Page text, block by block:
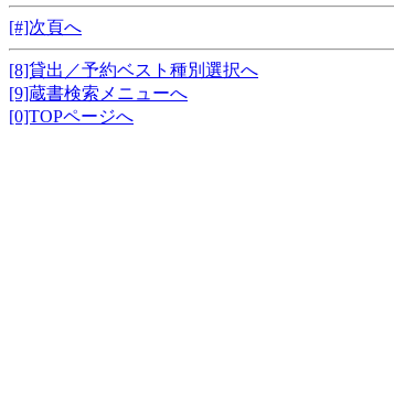
[#]次頁へ
[8]貸出／予約ベスト種別選択へ
[9]蔵書検索メニューへ
[0]TOPページへ